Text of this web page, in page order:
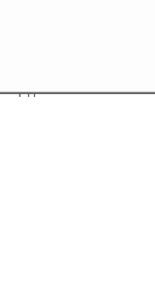
/ Щоденний